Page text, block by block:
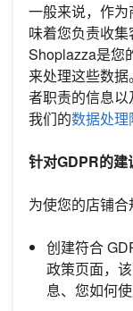
一般来说，作
味着您负责收集
Shoplazza是您
来处理这些数
者职责的信息
我们的数据处理
针对GDPR的建
为使您的店铺合
创建符合
政策页面，
息、您如何